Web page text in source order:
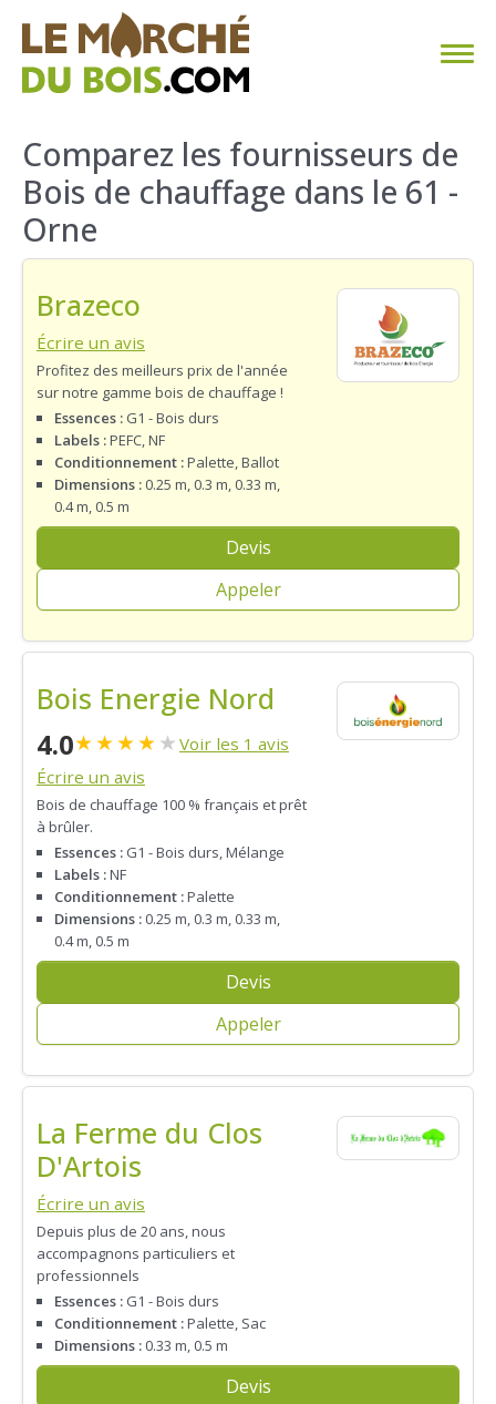
CHAUFFAGE AU BOIS
FAQ
CALCULER SA CONSOMMATION
TROUVER SON FOURNISSEUR
BLOG
ESPACE PRO
Comparez les fournisseurs de
Bois de chauffage dans le 61 -
Orne
Brazeco
Écrire un avis
Profitez des meilleurs prix de l'année
sur notre gamme bois de chauffage !
Essences : G1 - Bois durs
Labels :PEFC, NF
Conditionnement :Palette, Ballot
Dimensions : 0.25 m, 0.3 m, 0.33 m,
0.4 m, 0.5 m
Devis
Appeler
Bois Energie Nord
4.0★★★★★ Voir les 1 avis
Écrire un avis
Bois de chauffage 100 % français et prêt
à brûler.
Essences : G1 - Bois durs, Mélange
Labels :NF
Conditionnement :Palette
Dimensions : 0.25 m, 0.3 m, 0.33 m,
0.4 m, 0.5 m
Devis
Appeler
La Ferme du Clos
D'Artois
Écrire un avis
Depuis plus de 20 ans, nous
accompagnons particuliers et
professionnels
Essences : G1 - Bois durs
Conditionnement :Palette, Sac
Dimensions : 0.33 m, 0.5 m
Devis